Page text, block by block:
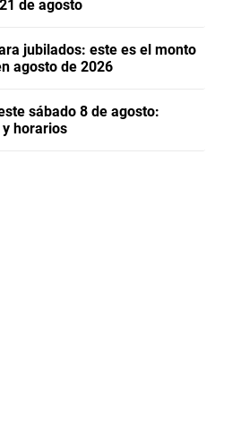
de agosto
jubilados: este es el monto
agosto de 2026
sábado 8 de agosto:
horarios